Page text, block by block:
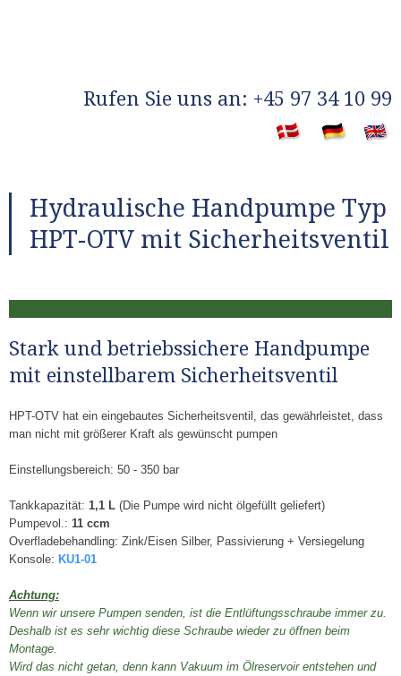
​Rufen Sie uns an: +45 97 34 10 99
Hydraulische Handpumpe Typ
HPT-OTV mit Sicherheitsventil
Stark und betriebssichere Handpumpe
mit einstellbarem Sicherheitsventil
HPT-OTV hat ein eingebautes Sicherheitsventil, das gewährleistet, dass
man nicht mit größerer Kraft als gewünscht pumpen
Einstellungsbereich: 50 - 350 bar
Tankkapazität: 1,1 L(Die Pumpe wird nicht ölgefüllt geliefert)
Pumpevol.: 11 ccm
Overfladebehandling: Zink/Eisen Silber, Passivierung + Versiegelung
Konsole: KU1-01
Achtung:
Wenn wir unsere Pumpen senden, ist die Entlüftungsschraube immer zu.
Deshalb ist es sehr wichtig diese Schraube wieder zu öffnen beim
Montage.
​Wird das nicht getan, denn kann Vakuum im Ölreservoir entstehen und